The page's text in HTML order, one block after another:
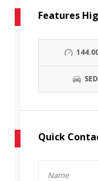
Features
Quick